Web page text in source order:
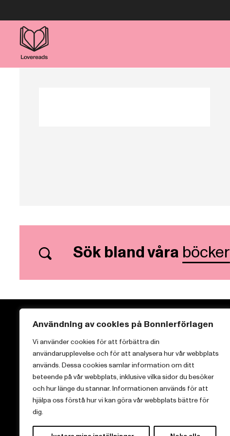
Användning av cookies på Bonnierförlagen
Vi använder cookies för att förbättra din
användarupplevelse och för att analysera hur vår webbplats
används. Dessa cookies samlar information om ditt
beteende på vår webbplats, inklusive vilka sidor du besöker
och hur länge du stannar. Informationen används för att
hjälpa oss förstå hur vi kan göra vår webbplats bättre för
dig.
Sök bland våra böcker
Lovereads tror på kärlek, relationer och lyckliga
slut. Vi är marknadsledande inom svensk
romanceutgivning.